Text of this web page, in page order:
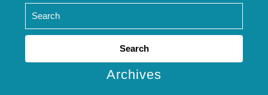
Search
Archives